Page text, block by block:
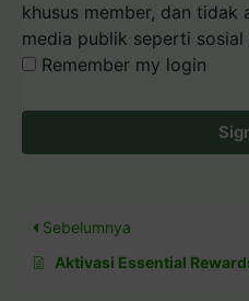
khusus member, dan tidak
media publik seperti sosial
Remember my login
Sebelumnya
Aktivasi Essential